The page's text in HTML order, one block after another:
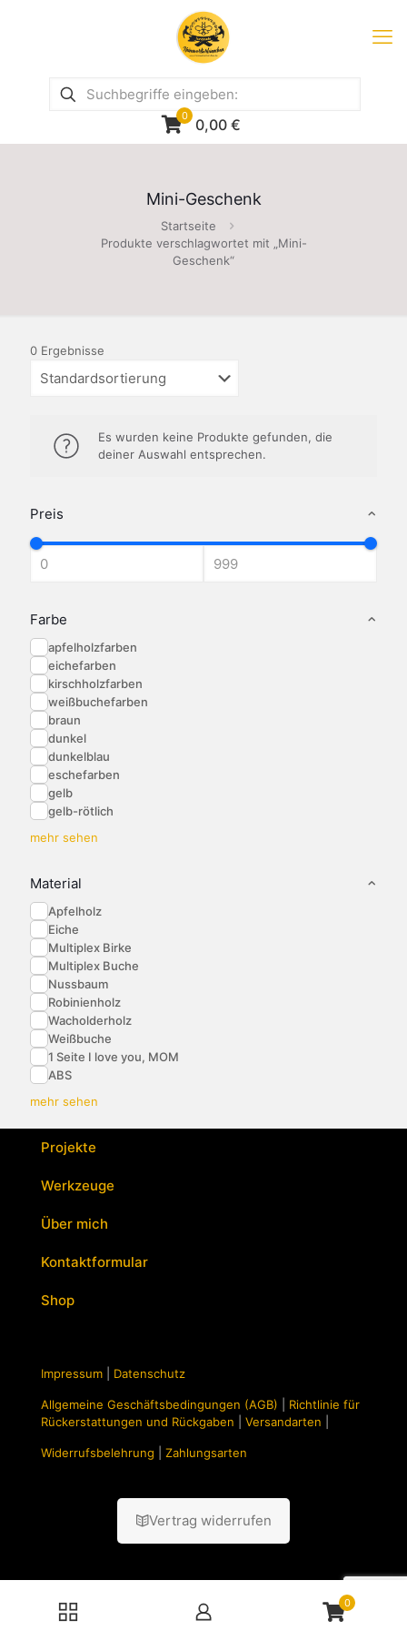
0 0,00 €
Mini-Geschenk
Startseite
Produkte verschlagwortet mit „Mini-
Geschenk“
Preis
Farbe
apfelholzfarben
eichefarben
kirschholzfarben
weißbuchefarben
braun
dunkel
dunkelblau
eschefarben
gelb
gelb-rötlich
mehr sehen
Material
Apfelholz
Eiche
Multiplex Birke
Multiplex Buche
Nussbaum
Robinienholz
Wacholderholz
Weißbuche
1 Seite I love you, MOM
ABS
mehr sehen
0 Ergebnisse
Es wurden keine Produkte gefunden, die
deiner Auswahl entsprechen.
Projekte
Werkzeuge
Über mich
Kontaktformular
Shop
Impressum Datenschutz
Allgemeine Geschäftsbedingungen (AGB)
Richtlinie für
Rückerstattungen und Rückgaben
Versandarten
Widerrufsbelehrung Zahlungsarten
Vertrag widerrufen
0